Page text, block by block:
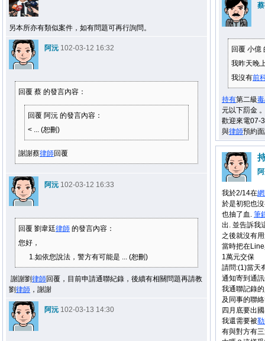
另本所亦有類似案件，如有問題可再行詢問。
阿沅 102-03-12 16:32
回覆 蔡 的發言內容：
回覆 阿沅 的發言內容：
< ... (恕刪)
謝謝蔡律師回覆
阿沅 102-03-12 16:33
回覆 劉韋廷律師 的發言內容：
您好，
1.如依您說法，警方有可能是 ... (恕刪)
謝謝劉律師回覆，目前申請通聯紀錄，後續有相關問題再請教
劉律師 ，謝謝
阿沅 102-03-13 14:30
回覆 小億
我昨天晚
我沒有前
持有第二級
元以下罰金
歡迎來電07-
與律師預約
我於2/14在
於是初犯也
也抽了血. 筆
出. 並告訴我
之後就沒有
當時把在
1萬元交保
請問:(1)當天
通知寄到通
我通聯記錄
及同事的聯
四月底要出
我還需要被
有與對方有